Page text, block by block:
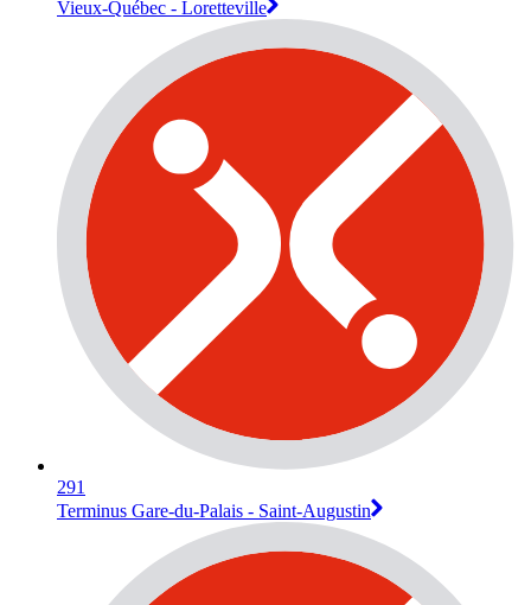
Vieux-Québec - Loretteville
291
Terminus Gare-du-Palais - Saint-Augustin